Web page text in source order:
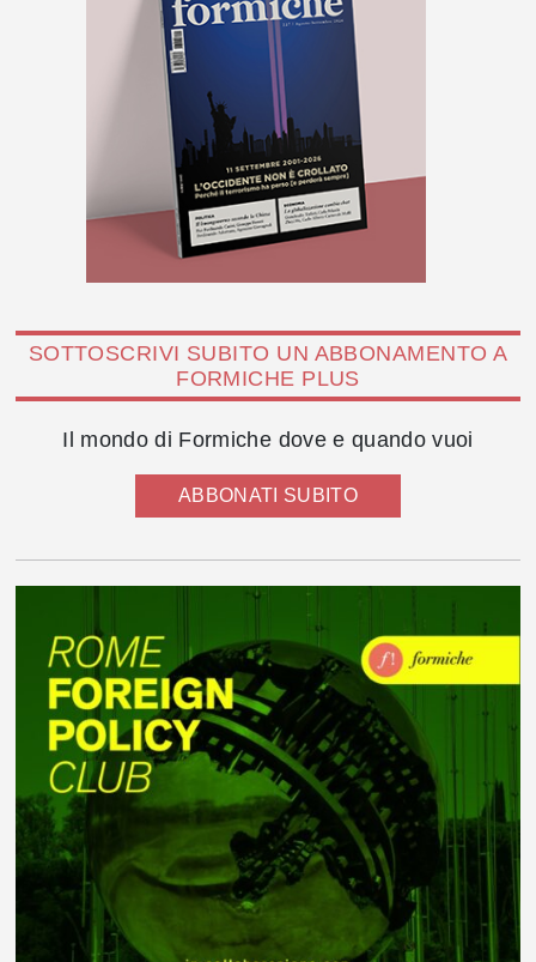
SOTTOSCRIVI SUBITO UN ABBONAMENTO A
FORMICHE PLUS
Il mondo di Formiche dove e quando vuoi
ABBONATI SUBITO